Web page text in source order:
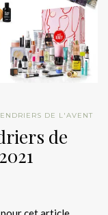
DE L'AVENT
de